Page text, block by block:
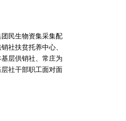
民生物资集采集配
社扶贫托养中心、
层供销社、常庄为
社干部职工面对面